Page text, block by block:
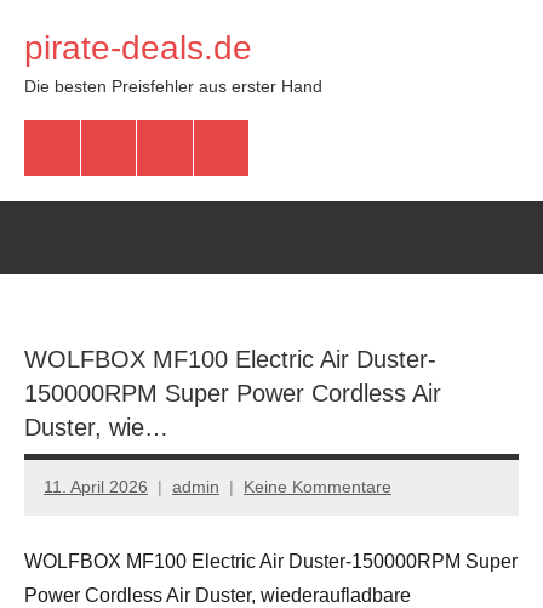
Inhalt
springen
pirate-deals.de
Die besten Preisfehler aus erster Hand
WOLFBOX MF100 Electric Air Duster-
150000RPM Super Power Cordless Air
Duster, wie…
11. April 2026 admin Keine Kommentare
WOLFBOX MF100 Electric Air Duster-150000RPM Super
Power Cordless Air Duster, wiederaufladbare